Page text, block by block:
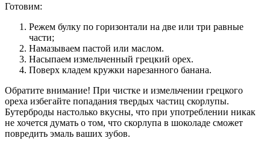
Готовим:
Режем булку по горизонтали на две или три равные
части;
Намазываем пастой или маслом.
Насыпаем измельченный грецкий орех.
Поверх кладем кружки нарезанного банана.
Обратите внимание! При чистке и измельчении грецкого
ореха избегайте попадания твердых частиц скорлупы.
Бутерброды настолько вкусны, что при употреблении никак
не хочется думать о том, что скорлупа в шоколаде сможет
повредить эмаль ваших зубов.